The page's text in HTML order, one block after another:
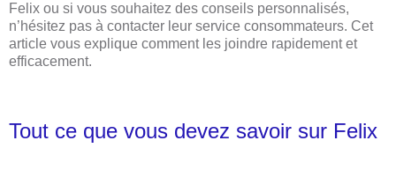
Felix ou si vous souhaitez des conseils personnalisés,
n’hésitez pas à contacter leur service consommateurs. Cet
article vous explique comment les joindre rapidement et
efficacement.
Tout ce que vous devez savoir sur Felix